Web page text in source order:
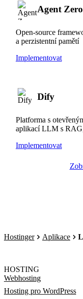
Agent Zero
Open-source
a perzistentní pamětí
Implementovat
Dify
Platforma s
aplikací LLM s
Implementovat
Hostinger Aplikace
HOSTING
Webhosting
Hosting pro WordPress